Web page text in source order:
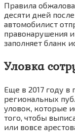
Правила
десяти дней
автомобилист
правонарушения
заполняет бланк
Уловка
Еще в 2017 году в
региональных
уловок, которые
того, чтобы
или вовсе